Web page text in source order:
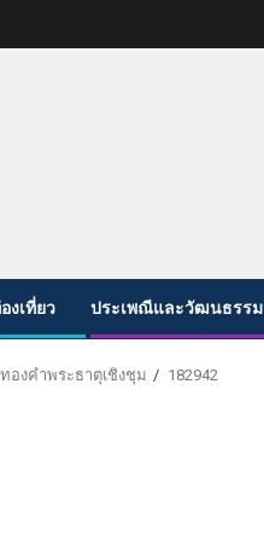
งเที่ยว ประเพณีและวัฒนธรรม
องคำพระธาตุเชิงชุม 182942